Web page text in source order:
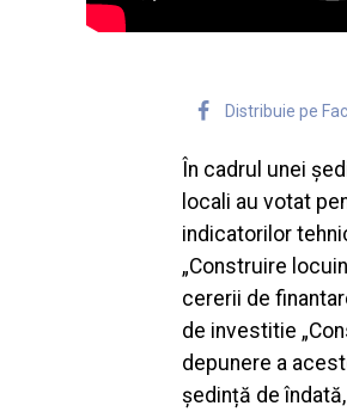
Distribuie pe
În cadrul unei
locali au votat
indicatorilor
„Construire
cererii de
de investitie
depunere a
ședință de